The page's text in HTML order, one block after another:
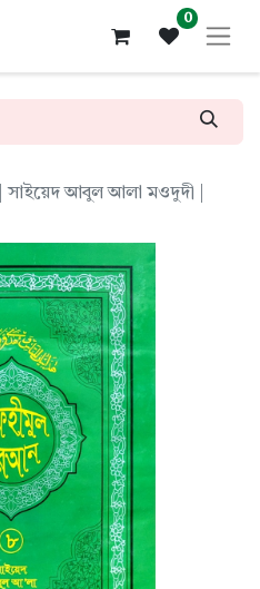
0
আবুল আলা মওদুদী |